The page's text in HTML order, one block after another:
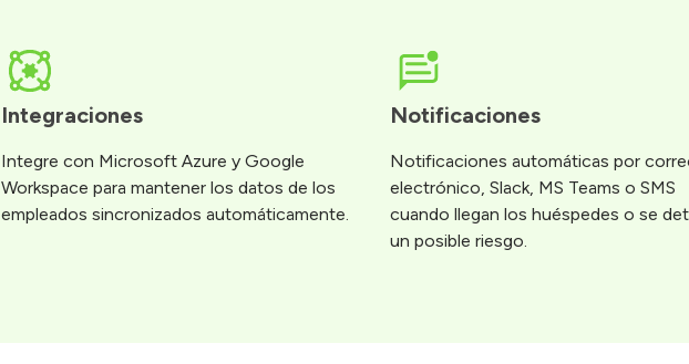
Integraciones
Integre con Microsoft Azure y Google
Workspace para mantener los datos de los
empleados sincronizados automáticamente.
Notificaciones
Notificaciones automáticas por
electrónico, Slack, MS Teams o SMS
cuando llegan los huéspedes o se
un posible riesgo.